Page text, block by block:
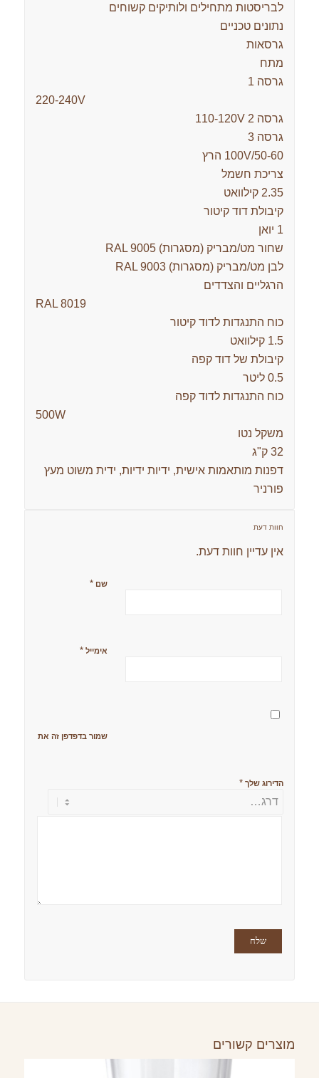
לבריסטות מתחילים ולותיקים קשוחים
נתונים טכניים
גרסאות
מתח
גרסה 1
220-240V
גרסה 2 110-120V
גרסה 3
100V/50-60 הרץ
צריכת חשמל
2.35 קילוואט
קיבולת דוד קיטור
1 יואן
שחור מט/מבריק (מסגרות) RAL 9005
לבן מט/מבריק (מסגרות) RAL 9003
הרגליים והצדדים
RAL 8019
כוח התנגדות לדוד קיטור
1.5 קילוואט
קיבולת של דוד קפה
0.5 ליטר
כוח התנגדות לדוד קפה
500W
משקל נטו
32 ק"ג
דפנות מותאמות אישית, ידיות ידיות, ידית משוט מעץ
פורניר
חוות דעת
אין עדיין חוות דעת.
שם *
אימייל *
שמור בדפדפן זה את השם,
הדירוג שלך *
מוצרים קשורים